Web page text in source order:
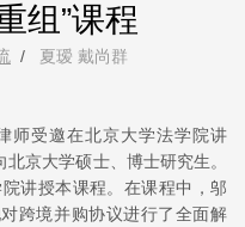
组”课程
/ 夏瑷 戴尚群
师受邀在北京大学法学院讲
京大学硕士、博士研究生。
讲授本课程。在课程中，邬
跨境并购协议进行了全面解